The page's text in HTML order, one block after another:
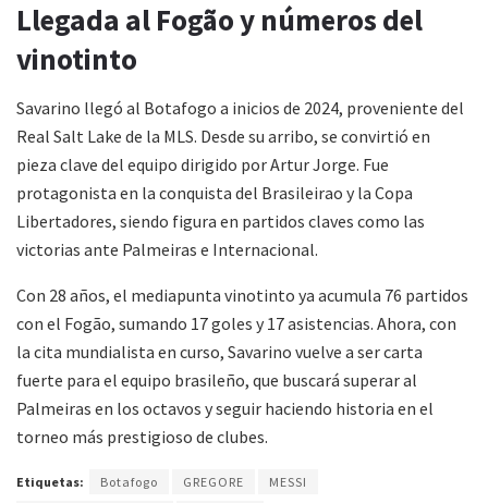
Llegada al Fogão y números del
vinotinto
Savarino llegó al Botafogo a inicios de 2024, proveniente del
Real Salt Lake de la MLS. Desde su arribo, se convirtió en
pieza clave del equipo dirigido por Artur Jorge. Fue
protagonista en la conquista del Brasileirao y la Copa
Libertadores, siendo figura en partidos claves como las
victorias ante Palmeiras e Internacional.
Con 28 años, el mediapunta vinotinto ya acumula 76 partidos
con el Fogão, sumando 17 goles y 17 asistencias. Ahora, con
la cita mundialista en curso, Savarino vuelve a ser carta
fuerte para el equipo brasileño, que buscará superar al
Palmeiras en los octavos y seguir haciendo historia en el
torneo más prestigioso de clubes.
Etiquetas: Botafogo GREGORE
MESSI